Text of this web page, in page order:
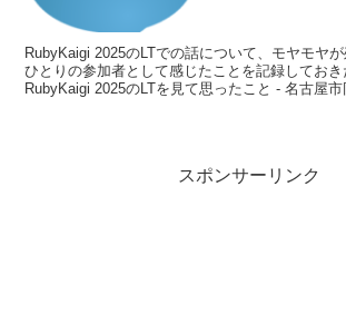
RubyKaigi 2025のLTでの話について、モヤモヤが
ひとりの参加者として感じたことを記録しておき
RubyKaigi 2025のLTを見て思ったこと - 名古屋
スポンサーリンク